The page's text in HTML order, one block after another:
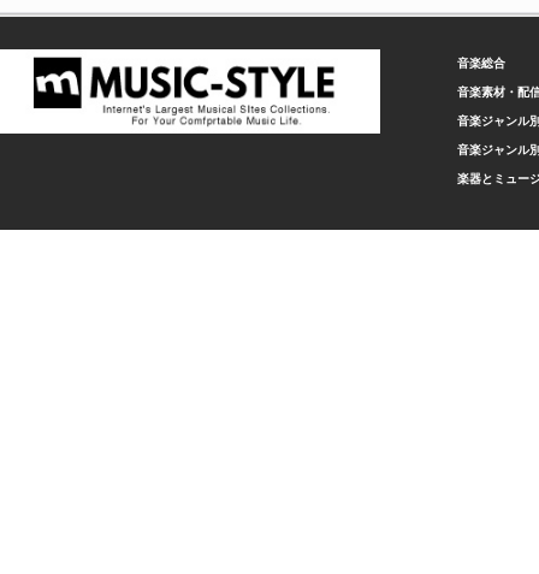
音楽総合
音楽素材・配
音楽ジャンル
音楽ジャンル
楽器とミュー